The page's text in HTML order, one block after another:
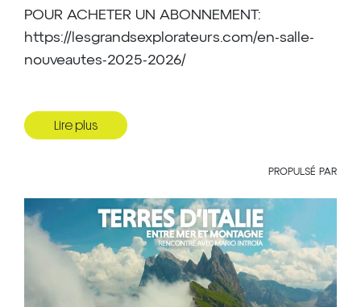
PROPULSÉ PAR
POUR ACHETER UN ABONNEMENT:
https://lesgrandsexplorateurs.com/en-salle-
nouveautes-2025-2026/
Terres d'Italie, entre mer et montagne
Mario Introia est de retour et nous dévoile le
troisième volet consacré à son Italie natale.
Originaire de ce pays, il saura assurément
vous faire voyager au fil de l’eau et des
montagnes à travers son œil d’explorateur.
Lire plus